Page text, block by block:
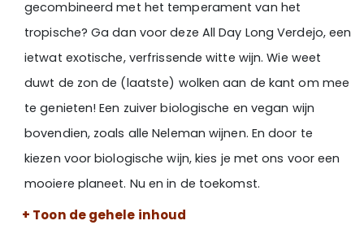
gecombineerd met het temperament van het
tropische? Ga dan voor deze All Day Long Verdejo, een
ietwat exotische, verfrissende witte wijn. Wie weet
duwt de zon de (laatste) wolken aan de kant om mee
te genieten! Een zuiver biologische en vegan wijn
bovendien, zoals alle Neleman wijnen. En door te
kiezen voor biologische wijn, kies je met ons voor een
mooiere planeet. Nu en in de toekomst.
+ Toon de gehele inhoud